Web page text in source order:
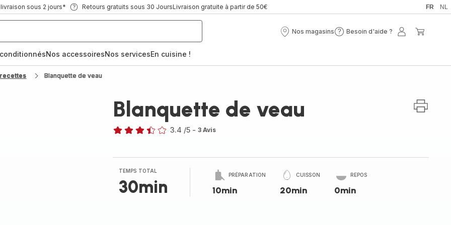
sous 2 jours* Retours gratuits sous 30 JoursLivraison gratuite à partir de 50€ FR NL
Nos magasins
Nos
Besoin d'aide ?
Besoin
Mon
Nos accessoiresNos servicesEn cuisine !
Blanquette de veau
Blanquette de veau
3.4 /5 - 3 Avis
TEMPS TOTAL
30min
PRÉPARATION
10min
CUISSON
20min
REPOS
0min